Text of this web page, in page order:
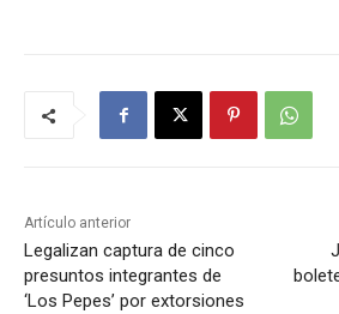
Artículo anterior
Legalizan captura de cinco
presuntos integrantes de
‘Los Pepes’ por extorsiones